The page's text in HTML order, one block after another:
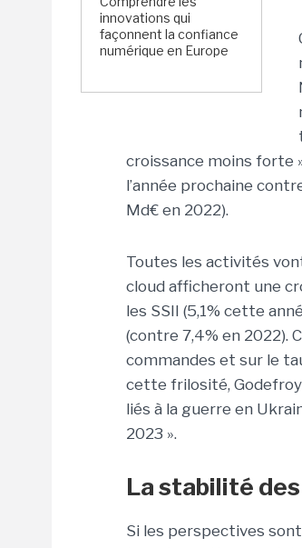
innovations qui
façonnent la confiance
numérique en Europe
croissance moins forte
l’année prochaine
Md€ en 2022).
Toutes les activités
cloud afficheront une
les SSII (5,1% cette
(contre 7,4% en 2022).
commandes et sur le
cette frilosité,
liés à la guerre en
2023 ».
La stabilité
Si les perspectives